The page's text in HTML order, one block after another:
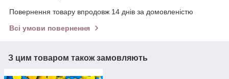
Повернення товару впродовж 14 днів за домовленістю
Всі умови повернення
З цим товаром також замовляють